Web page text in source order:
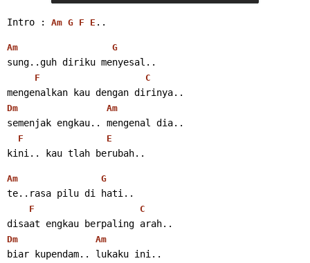
Intro : Am G F E ..
Am G
sung..guh diriku menyesal..
F C
mengenalkan kau dengan dirinya..
Dm Am
semenjak engkau.. mengenal dia..
F E
kini.. kau tlah berubah..
Am G
te..rasa pilu di hati..
F C
disaat engkau berpaling arah..
Dm Am
biar kupendam.. lukaku ini..